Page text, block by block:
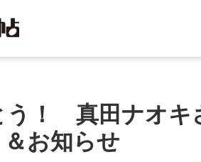
う！ 真田ナオキ
お知らせ